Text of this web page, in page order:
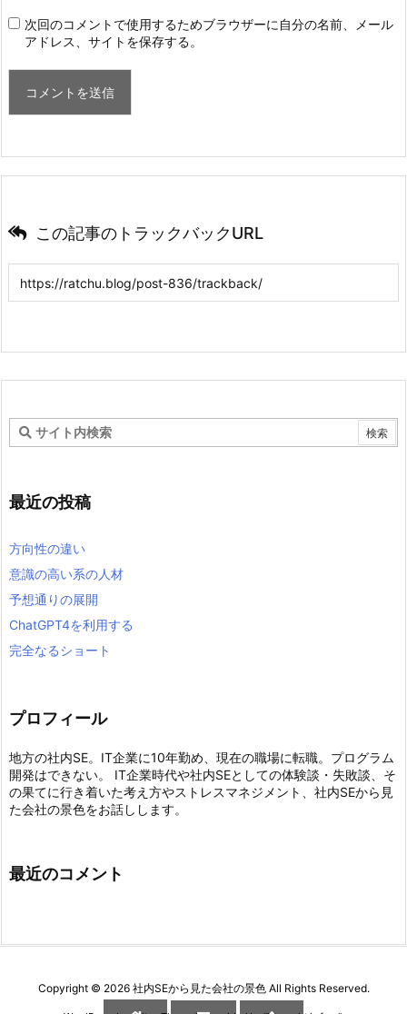
次回のコメントで使用するためブラウザーに自分の名前、メール
アドレス、サイトを保存する。
この記事のトラックバックURL
最近の投稿
方向性の違い
意識の高い系の人材
予想通りの展開
ChatGPT4を利用する
完全なるショート
プロフィール
地方の社内SE。IT企業に10年勤め、現在の職場に転職。プログラム
開発はできない。 IT企業時代や社内SEとしての体験談・失敗談、そ
の果てに行き着いた考え方やストレスマネジメント、社内SEから見
た会社の景色をお話しします。
最近のコメント
Copyright © 2026 社内SEから見た会社の景色All Rights Reserved.